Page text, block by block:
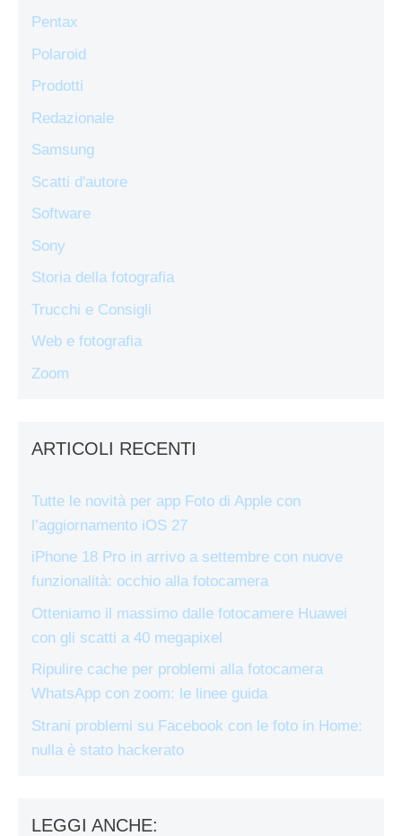
Pentax
Polaroid
Prodotti
Redazionale
Samsung
Scatti d'autore
Software
Sony
Storia della fotografia
Trucchi e Consigli
Web e fotografia
Zoom
ARTICOLI RECENTI
Tutte le novità per app Foto di Apple con
l’aggiornamento iOS 27
iPhone 18 Pro in arrivo a settembre con nuove
funzionalità: occhio alla fotocamera
Otteniamo il massimo dalle fotocamere Huawei
con gli scatti a 40 megapixel
Ripulire cache per problemi alla fotocamera
WhatsApp con zoom: le linee guida
Strani problemi su Facebook con le foto in Home:
nulla è stato hackerato
LEGGI ANCHE: